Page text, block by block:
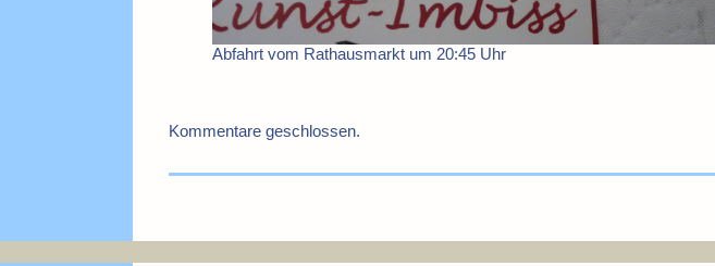
Abfahrt vom Rathausmarkt um 20:45 Uhr
Kommentare geschlossen.